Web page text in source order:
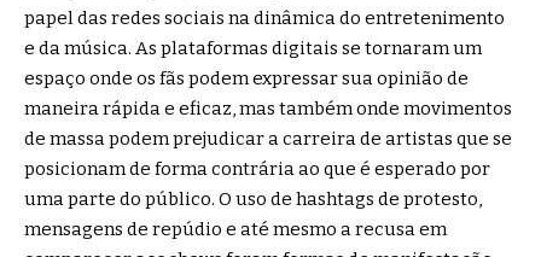
papel das redes sociais na dinâmica do entretenimento
e da música. As plataformas digitais se tornaram um
espaço onde os fãs podem expressar sua opinião de
maneira rápida e eficaz, mas também onde movimentos
de massa podem prejudicar a carreira de artistas que se
posicionam de forma contrária ao que é esperado por
uma parte do público. O uso de hashtags de protesto,
mensagens de repúdio e até mesmo a recusa em